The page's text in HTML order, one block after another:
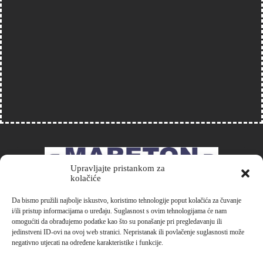
Upravljajte pristankom za
kolačiće
Da bismo pružili najbolje iskustvo, koristimo tehnologije poput kolačića za čuvanje
i/ili pristup informacijama o uređaju. Suglasnost s ovim tehnologijama će nam
omogućiti da obrađujemo podatke kao što su ponašanje pri pregledavanju ili
jedinstveni ID-ovi na ovoj web stranici. Nepristanak ili povlačenje suglasnosti može
negativno utjecati na određene karakteristike i funkcije.
++385 1 3028 127
www.mareton.hr
www.mareton-power.com